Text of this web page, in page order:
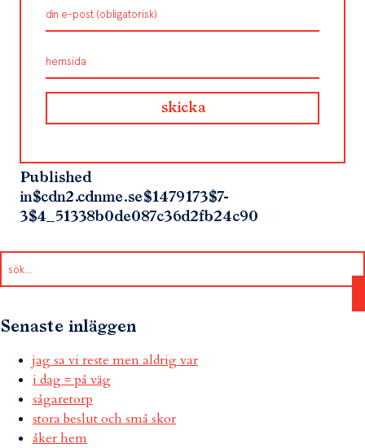
Published
in$cdn2.cdnme.se$1479173$7-
3$4_51338b0de087c36d2fb24c90
Senaste inläggen
jag sa vi reste men aldrig var
i dag = på väg
sågaretorp
stora beslut och små skor
åker hem